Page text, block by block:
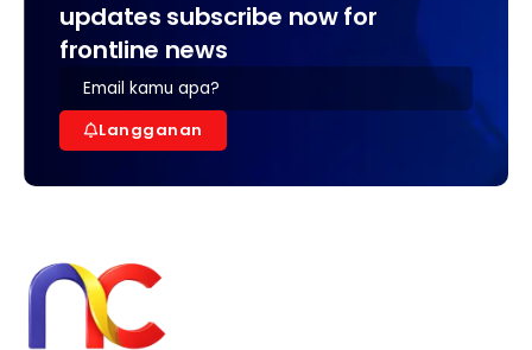
updates subscribe now for
frontline news
Langganan